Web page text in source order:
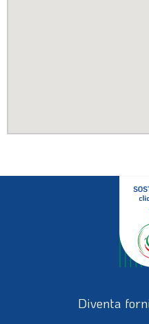
Diventa